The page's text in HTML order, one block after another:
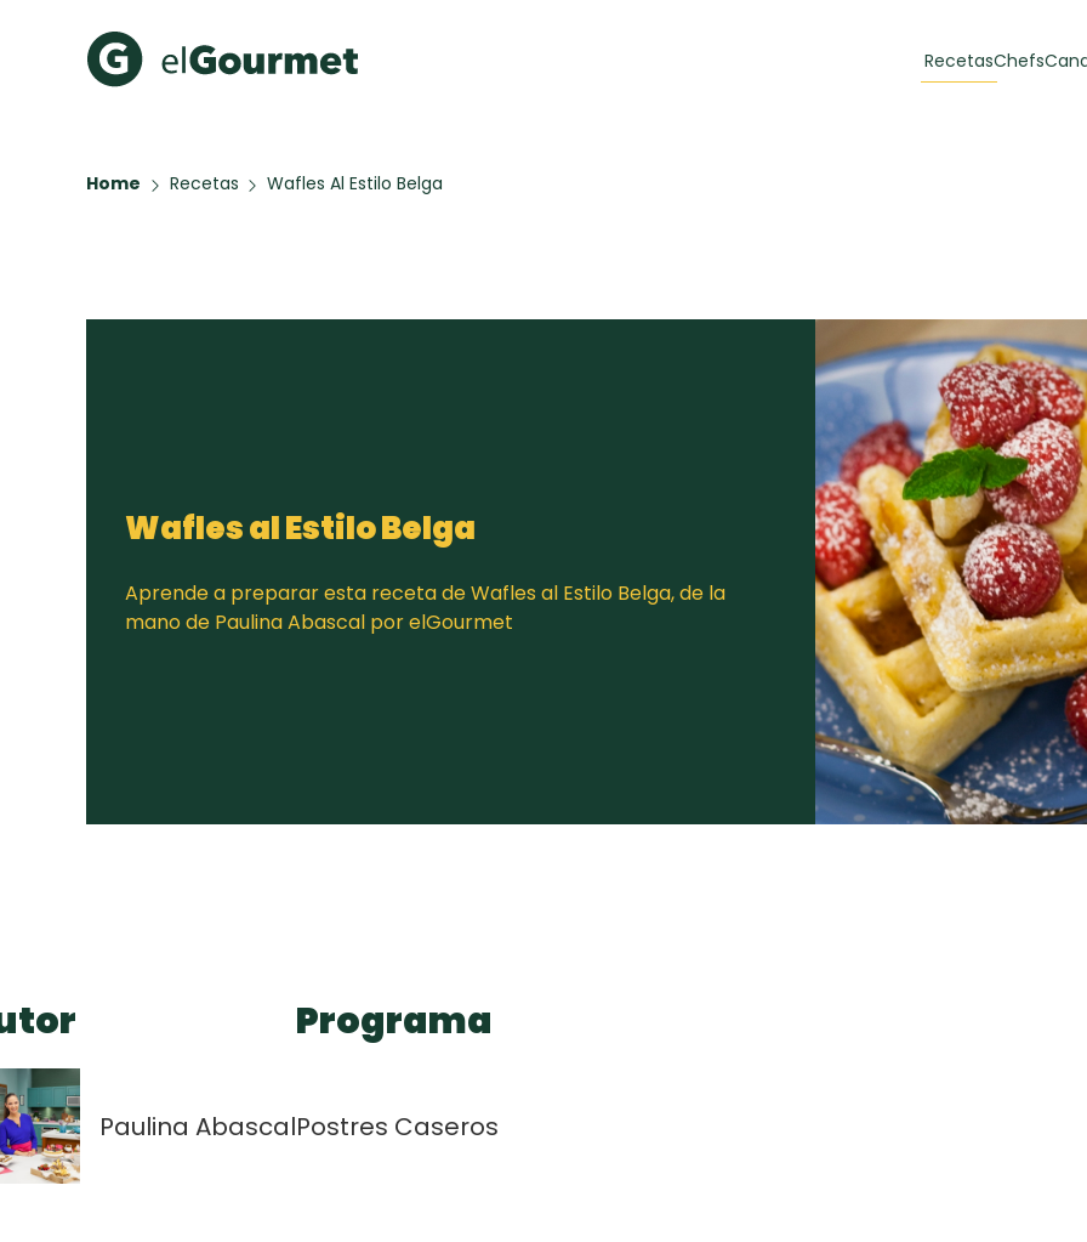
Recetas
Hot Pancakes
Toast de trucha
curada y queso
casero
30 min
CARNE
60 min
Chefs
Home Recetas Wafles Al Estilo Belga
Wafles al Estilo Belga
Aprende a preparar esta receta de Wafles al Estilo Belga, de la
mano de Paulina Abascal por elGourmet
Paulina Abascal
Programa
Postres Caseros